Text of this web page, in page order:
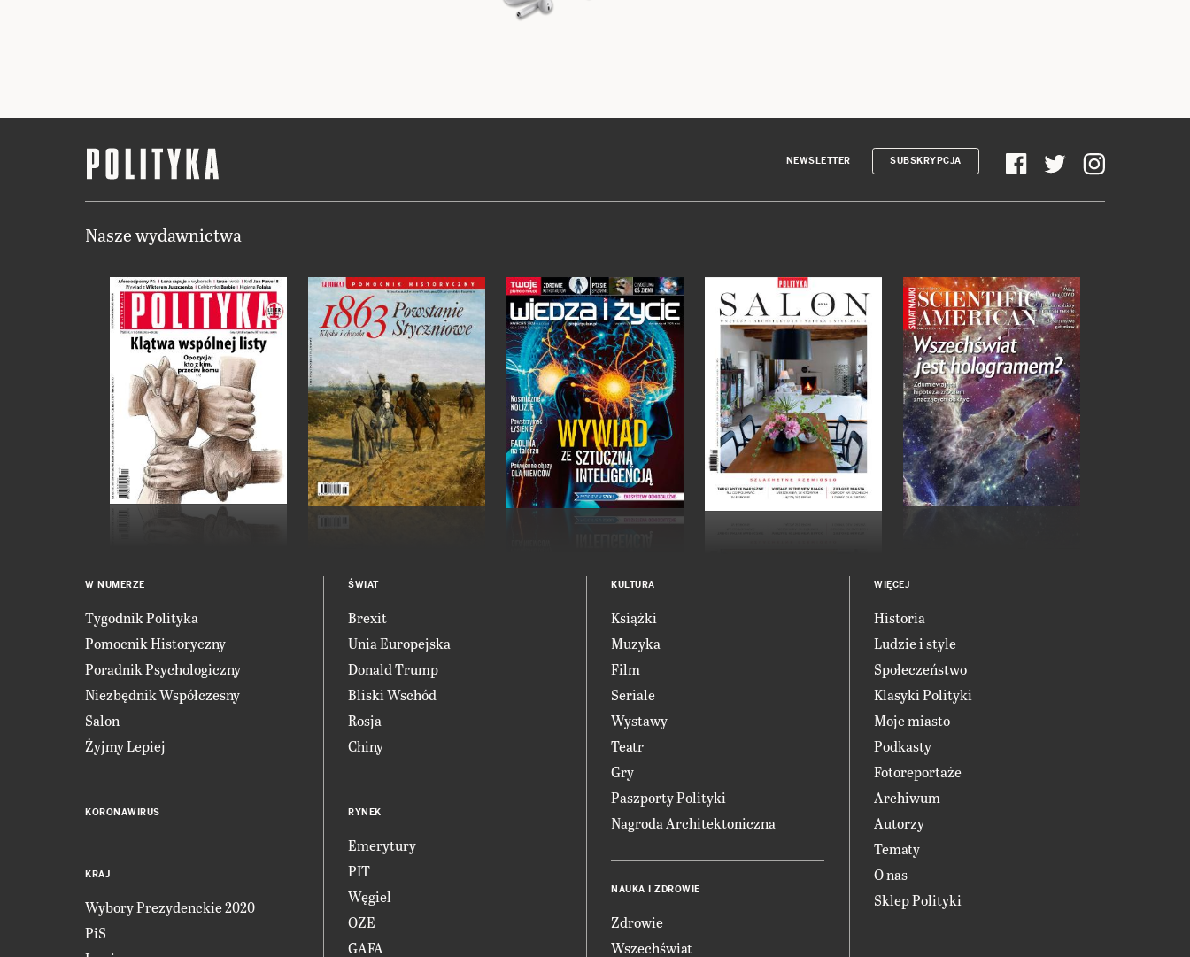
NEWSLETTER SUBSKRYPCJA
Nasze wydawnictwa
W NUMERZE
Tygodnik Polityka
Pomocnik Historyczny
Poradnik Psychologiczny
Niezbędnik Współczesny
Salon
Żyjmy Lepiej
KORONAWIRUS
KRAJ
Wybory Prezydenckie 2020
PiS
ŚWIAT
Brexit
Unia Europejska
Donald Trump
Bliski Wschód
Rosja
Chiny
RYNEK
Emerytury
PIT
Węgiel
OZE
GAFA
KULTURA
Książki
Muzyka
Film
Seriale
Wystawy
Teatr
Gry
Paszporty Polityki
Nagroda Architektoniczna
NAUKA I ZDROWIE
Zdrowie
Wszechświat
WIĘCEJ
Historia
Ludzie i style
Społeczeństwo
Klasyki Polityki
Moje miasto
Podkasty
Fotoreportaże
Archiwum
Autorzy
Tematy
O nas
Sklep Polityki